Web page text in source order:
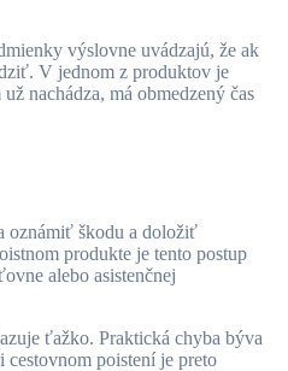
výslovne uvádzajú, že ak
V jednom z produktov je
nachádza, má obmedzený čas
oznámiť škodu a doložiť
produkte je tento postup
alebo asistenčnej
ťažko. Praktická chyba býva
poistení je preto